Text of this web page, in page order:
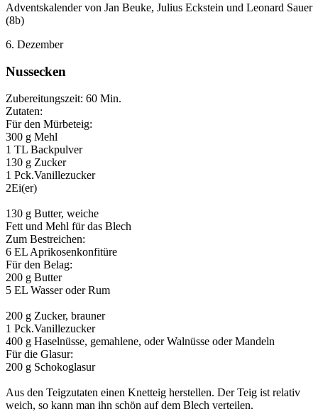
Adventskalender von Jan Beuke, Julius Eckstein und Leonard Sauer
(8b)
6. Dezember
Nussecken
Zubereitungszeit: 60 Min.
Zutaten:
Für den Mürbeteig:
300 g Mehl
1 TL Backpulver
130 g Zucker
1 Pck.Vanillezucker
2Ei(er)
130 g Butter, weiche
Fett und Mehl für das Blech
Zum Bestreichen:
6 EL Aprikosenkonfitüre
Für den Belag:
200 g Butter
5 EL Wasser oder Rum
200 g Zucker, brauner
1 Pck.Vanillezucker
400 g Haselnüsse, gemahlene, oder Walnüsse oder Mandeln
Für die Glasur:
200 g Schokoglasur
Aus den Teigzutaten einen Knetteig herstellen. Der Teig ist relativ
weich, so kann man ihn schön auf dem Blech verteilen.